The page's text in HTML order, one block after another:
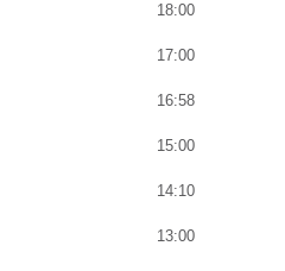
18:00
17:00
16:58
15:00
14:10
13:00